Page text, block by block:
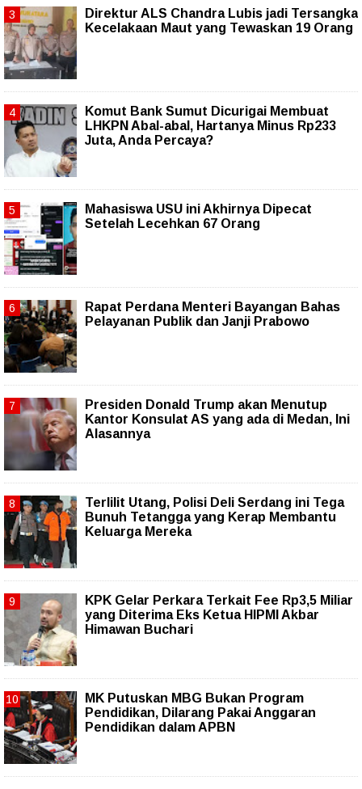
Direktur ALS Chandra Lubis jadi Tersangka
Kecelakaan Maut yang Tewaskan 19 Orang
Komut Bank Sumut Dicurigai Membuat
LHKPN Abal-abal, Hartanya Minus Rp233
Juta, Anda Percaya?
Mahasiswa USU ini Akhirnya Dipecat
Setelah Lecehkan 67 Orang
Rapat Perdana Menteri Bayangan Bahas
Pelayanan Publik dan Janji Prabowo
Presiden Donald Trump akan Menutup
Kantor Konsulat AS yang ada di Medan, Ini
Alasannya
Terlilit Utang, Polisi Deli Serdang ini Tega
Bunuh Tetangga yang Kerap Membantu
Keluarga Mereka
KPK Gelar Perkara Terkait Fee Rp3,5 Miliar
yang Diterima Eks Ketua HIPMI Akbar
Himawan Buchari
MK Putuskan MBG Bukan Program
Pendidikan, Dilarang Pakai Anggaran
Pendidikan dalam APBN